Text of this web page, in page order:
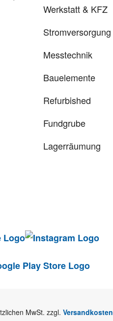
Werkstatt & KFZ
Stromversorgung
Messtechnik
Bauelemente
Refurbished
Fundgrube
Lagerräumung
MwSt. zzgl. Versandkosten